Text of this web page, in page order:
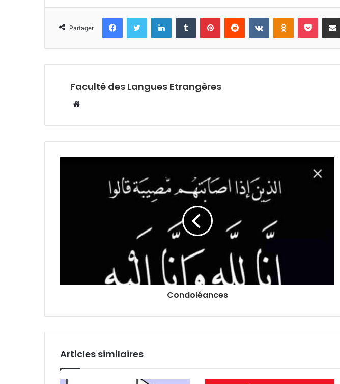
Partager
FacebookTwitter LinkedinTumblr PinterestReddit VKontakteOdnoklassniki
Pocket
Faculté des Langues Etrangères
Website
Condoléances
Articles similaires